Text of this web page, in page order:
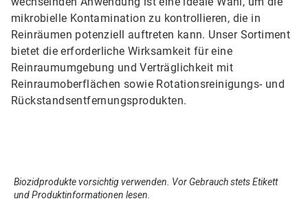
mikrobielle Kontamination zu kontrollieren, die in
Reinräumen potenziell auftreten kann. Unser Sortiment
bietet die erforderliche Wirksamkeit für eine
Reinraumumgebung und Verträglichkeit mit
Reinraumoberflächen sowie Rotationsreinigungs- und
Rückstandsentfernungsprodukten.
Biozidprodukte vorsichtig verwenden. Vor Gebrauch stets Etikett
und Produktinformationen lesen.